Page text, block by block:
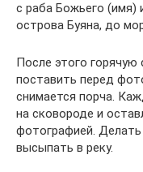
с раба Божьего (имя)
острова Буяна, до
После этого
поставить перед
снимается порча.
на сковороде и
фотографией.
высыпать в реку.